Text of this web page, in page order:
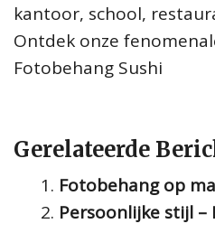
kantoor, school,
Ontdek onze
Fotobehang Sushi
Gerelateerde
Fotobehang op
Persoonlijke stijl –